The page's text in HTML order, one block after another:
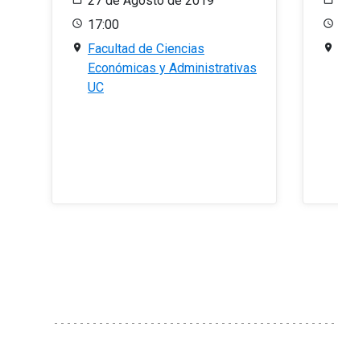
17:00
Facultad de Ciencias
Económicas y Administrativas
UC